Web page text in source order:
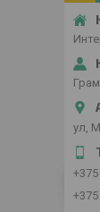
ул,